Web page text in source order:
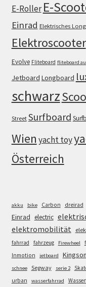
E-Roller E-
Einrad Elektrisches
Elektroscooter
Evolve Fliteboard fliteboard
Jetboard Longboard
schwarz
Street Surfboard
Wien yacht toy
Österreich
akku bike Carbon dreirad
Einrad electric
elektromobilität
fahrrad
fahrzeug Firewheel
Inmotion jetboard
schnee Segway serie 2
urban wasserfahrrad